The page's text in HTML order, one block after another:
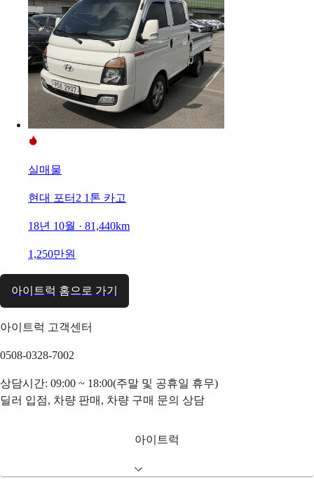
실매물
현대 포터2 1톤 카고
18년 10월 · 81,440km
1,250만원
아이트럭 홈으로 가기
아이트럭 고객센터
0508-0328-7002
상담시간: 09:00 ~ 18:00(주말 및 공휴일 휴무)
딜러 입점, 차량 판매, 차량 구매 문의 상담
아이트럭